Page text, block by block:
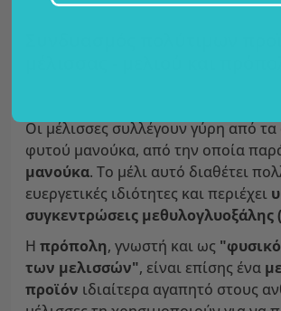
Οι μέλισσες συλλέγουν γύρη από
φυτού μανούκα, από την οποία
μανούκα. Το μέλι αυτό διαθέτει
ευεργετικές ιδιότητες και περιέχει
συγκεντρώσεις μεθυλογλυοξάλης
Η πρόπολη, γνωστή και ως
των μελισσών", είναι επίσης ένα
προϊόν ιδιαίτερα αγαπητό στους